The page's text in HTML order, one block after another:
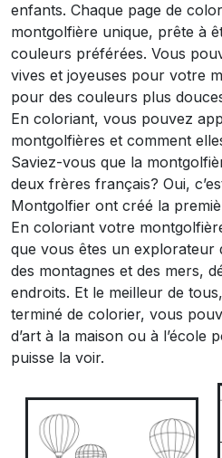
enfants. Chaque page de
montgolfière unique, prête à
couleurs préférées. Vous
vives et joyeuses pour votre
pour des couleurs plus
En coloriant, vous pouvez
montgolfières et comment
Saviez-vous que la
deux frères français? Oui,
Montgolfier ont créé la
En coloriant votre
que vous êtes un explorateur
des montagnes et des mers,
endroits. Et le meilleur de
terminé de colorier, vous
d’art à la maison ou à l’école
puisse la voir.